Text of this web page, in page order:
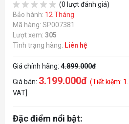
(0 lượt đánh giá)
Bảo hành: 12 Tháng
Mã hàng: SP007381
Lượt xem: 305
Tình trạng hàng: Liên hệ
Giá chính hãng: 4.899.000đ
Giá bán: 3.199.000đ (Tiết kiệm:
VAT]
Đặc điểm nổi bật: